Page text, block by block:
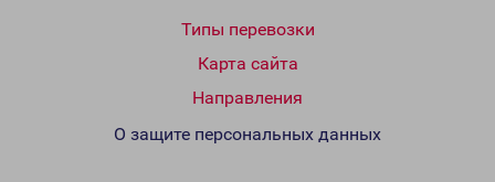
Типы перевозки
Карта сайта
Направления
О защите персональных данных